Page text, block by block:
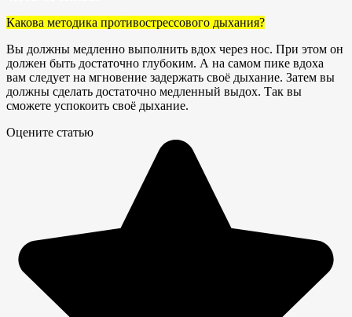
Какова методика противострессового дыхания?
Вы должны медленно выполнить вдох через нос. При этом он
должен быть достаточно глубоким. А на самом пике вдоха
вам следует на мгновение задержать своё дыхание. Затем вы
должны сделать достаточно медленный выдох. Так вы
сможете успокоить своё дыхание.
Оцените статью